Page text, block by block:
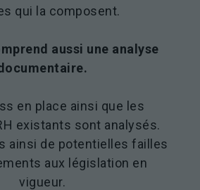
qui la composent.
aussi une analyse
en place ainsi que les
existants sont analysés.
ainsi de potentielles failles
aux législation en
vigueur.